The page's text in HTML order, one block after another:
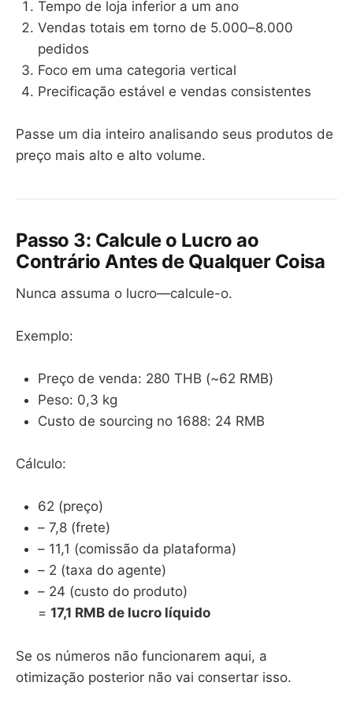
Tempo de loja inferior a um ano
Vendas totais em torno de 5.000–8.000
pedidos
Foco em uma categoria vertical
Precificação estável e vendas consistentes
Passe um dia inteiro analisando seus produtos de
preço mais alto e alto volume.
Passo 3: Calcule o Lucro ao
Contrário Antes de Qualquer Coisa
Nunca assuma o lucro—calcule-o.
Exemplo:
Preço de venda: 280 THB (~62 RMB)
Peso: 0,3 kg
Custo de sourcing no 1688: 24 RMB
Cálculo:
62 (preço)
– 7,8 (frete)
– 11,1 (comissão da plataforma)
– 2 (taxa do agente)
– 24 (custo do produto)
= 17,1 RMB de lucro líquido
Se os números não funcionarem aqui, a
otimização posterior não vai consertar isso.